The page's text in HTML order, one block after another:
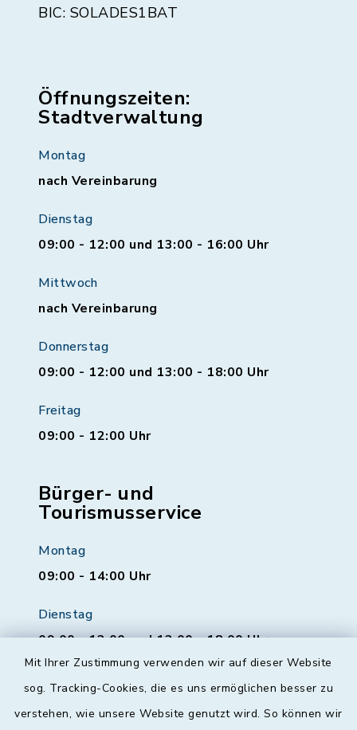
Mit Ihrer Zustimmung verwenden wir auf dieser Website
sog. Tracking-Cookies, die es uns ermöglichen besser zu
verstehen, wie unsere Website genutzt wird. So können wir
BIC: SOLADES1BAT
Öffnungszeiten:
Stadtverwaltung
Montag
nach Vereinbarung
Dienstag
09:00 - 12:00 und 13:00 - 16:00 Uhr
Mittwoch
nach Vereinbarung
Donnerstag
09:00 - 12:00 und 13:00 - 18:00 Uhr
Freitag
09:00 - 12:00 Uhr
Bürger- und
Tourismusservice
Montag
09:00 - 14:00 Uhr
Dienstag
09:00 - 12:00 und 13:00 - 18:00 Uhr